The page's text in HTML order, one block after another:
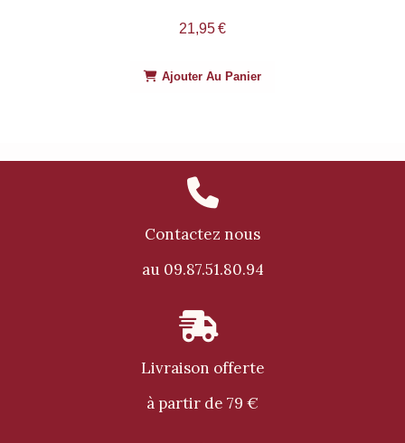
21,95€
Ajouter Au Panier

Contactez nous
au 09.87.51.80.94

Livraison offerte
à partir de 79 €